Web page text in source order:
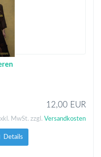
12,00 EUR
MwSt. zzgl. Versandkosten
Details